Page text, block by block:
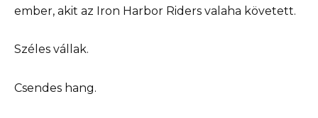
ember, akit az Iron Harbor Riders valaha követett.
Széles vállak.
Csendes hang.